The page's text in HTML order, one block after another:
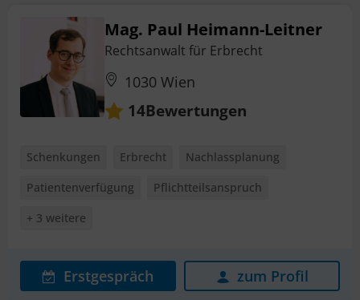
Mag. Paul Heimann-Leitner
Rechtsanwalt für Erbrecht
1030 Wien
14Bewertungen
Schenkungen Erbrecht
Nachlassplanung
Patientenverfügung
Pflichtteilsanspruch
+ 3 weitere
Erstgespräch zum Profil